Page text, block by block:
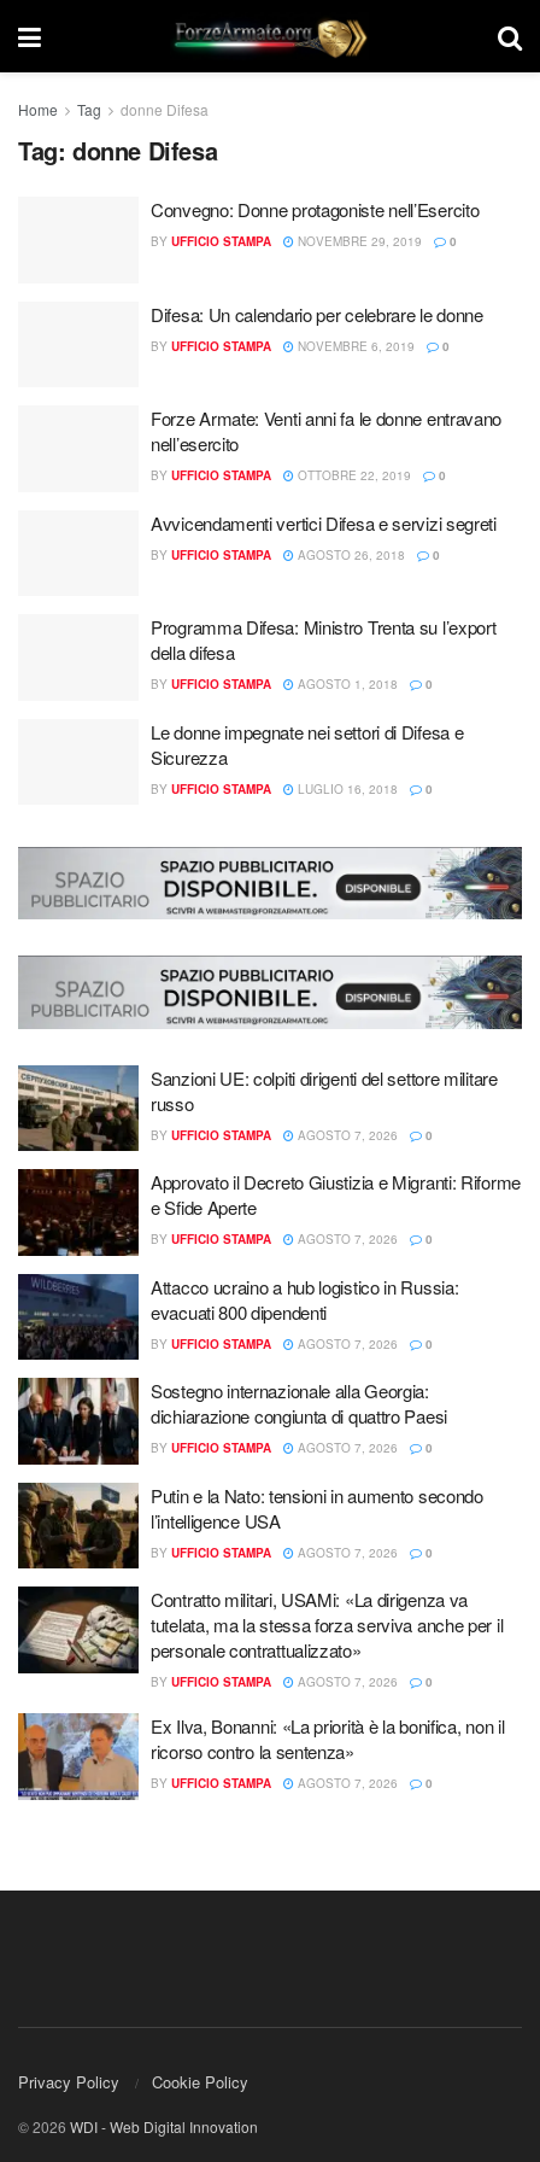
Home Tag donne Difesa
Tag: donne Difesa
Convegno: Donne protagoniste nell’Esercito
BY UFFICIO STAMPA NOVEMBRE 29, 2019 0
Difesa: Un calendario per celebrare le donne
BY UFFICIO STAMPA NOVEMBRE 6, 2019 0
Forze Armate: Venti anni fa le donne entravano
nell’esercito
BY UFFICIO STAMPA OTTOBRE 22, 2019 0
Avvicendamenti vertici Difesa e servizi segreti
BY UFFICIO STAMPA AGOSTO 26, 2018 0
Programma Difesa: Ministro Trenta su l’export
della difesa
BY UFFICIO STAMPA AGOSTO 1, 2018 0
Le donne impegnate nei settori di Difesa e
Sicurezza
BY UFFICIO STAMPA LUGLIO 16, 2018 0
Sanzioni UE: colpiti dirigenti del settore militare
russo
BY UFFICIO STAMPA AGOSTO 7, 2026 0
Approvato il Decreto Giustizia e Migranti: Riforme
e Sfide Aperte
BY UFFICIO STAMPA AGOSTO 7, 2026 0
Attacco ucraino a hub logistico in Russia:
evacuati 800 dipendenti
BY UFFICIO STAMPA AGOSTO 7, 2026 0
Sostegno internazionale alla Georgia:
dichiarazione congiunta di quattro Paesi
BY UFFICIO STAMPA AGOSTO 7, 2026 0
Putin e la Nato: tensioni in aumento secondo
l’intelligence USA
BY UFFICIO STAMPA AGOSTO 7, 2026 0
Contratto militari, USAMi: «La dirigenza va
tutelata, ma la stessa forza serviva anche per il
personale contrattualizzato»
BY UFFICIO STAMPA AGOSTO 7, 2026 0
Ex Ilva, Bonanni: «La priorità è la bonifica, non il
ricorso contro la sentenza»
BY UFFICIO STAMPA AGOSTO 7, 2026 0
Privacy Policy Cookie Policy
© 2026 WDI - Web Digital Innovation